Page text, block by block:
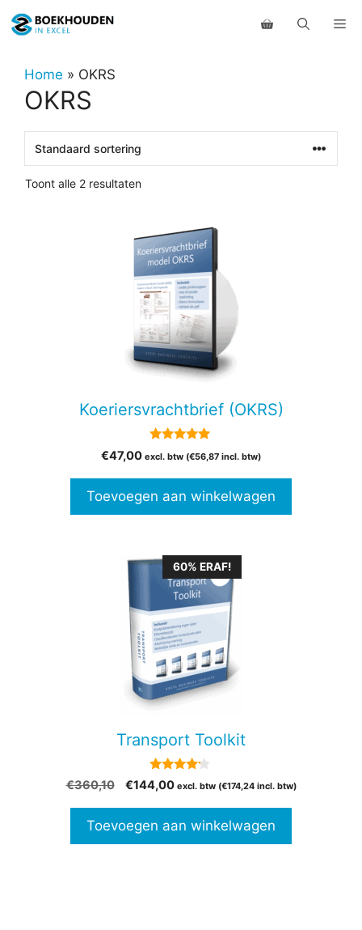
naar
inhoudHome » OKRS
OKRS
Toont alle 2 resultaten
Koeriersvrachtbrief (OKRS)
van 5
€47,00 excl. btw (€56,87 incl. btw)
Toevoegen aan winkelwagen
60% ERAF!
Transport Toolkit
4.00
van 5
€360,10
Oorspronkelijke
€360,10.
€144,00Huidige
€144,00.
excl. btw (€174,24incl. btw)
Toevoegen aan winkelwagen